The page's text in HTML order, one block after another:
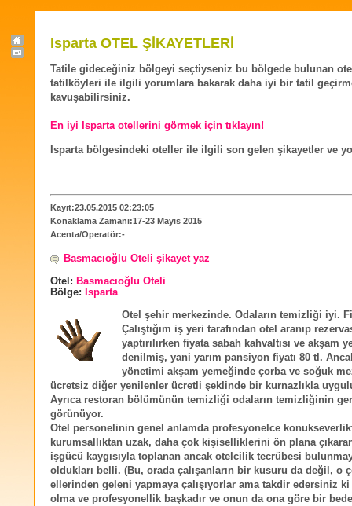
Isparta OTEL ŞİKAYETLERİ
Tatile gideceğiniz bölgeyi seçtiyseniz bu bölgede bulunan
tatilköyleri ile ilgili yorumlara bakarak daha iyi bir tatil
kavuşabilirsiniz.
En iyi Isparta otellerini görmek için tıklayın!
Isparta bölgesindeki oteller ile ilgili son gelen şikayetler ve
Kayıt:23.05.2015 02:23:05
Konaklama Zamanı:17-23 Mayıs 2015
Acenta/Operatör:-
Basmacıoğlu Oteli şikayet yaz
Otel: Basmacıoğlu Oteli
Bölge:
Isparta
Otel şehir merkezinde. Odaların temizliği iyi.
Çalıştığım iş yeri tarafından otel aranıp
yaptırılırken fiyata sabah kahvaltısı ve akşam
denilmiş, yani yarım pansiyon fiyatı 80 tl.
yönetimi akşam yemeğinde çorba ve soğuk
ücretsiz diğer yenilenler ücretli şeklinde bir kurnazlıkla
Ayrıca restoran bölümünün temizliği odaların temizliğinin
görünüyor.
Otel personelinin genel anlamda profesyonelce
kurumsallıktan uzak, daha çok kişiselliklerini ön plana
işgücü kaygısıyla toplanan ancak otelcilik tecrübesi
oldukları belli. (Bu, orada çalışanların bir kusuru da değil, o
ellerinden geleni yapmaya çalışıyorlar ama takdir edersiniz
olma ve profesyonellik başkadır ve onun da ona göre bir